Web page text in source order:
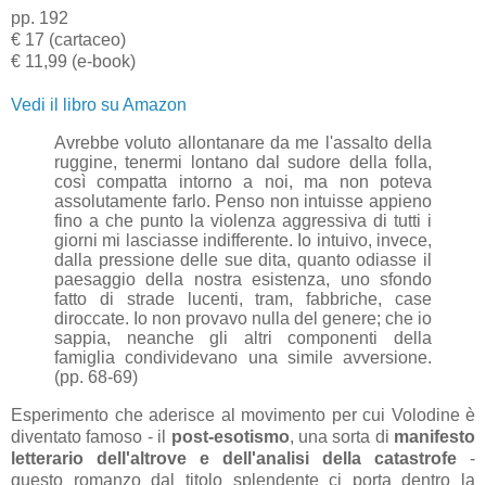
pp. 192
€ 17 (cartaceo)
€ 11,99 (e-book)
Vedi il libro su Amazon
Avrebbe voluto allontanare da me l'assalto della
ruggine, tenermi lontano dal sudore della folla,
così compatta intorno a noi, ma non poteva
assolutamente farlo. Penso non intuisse appieno
fino a che punto la violenza aggressiva di tutti i
giorni mi lasciasse indifferente. Io intuivo, invece,
dalla pressione delle sue dita, quanto odiasse il
paesaggio della nostra esistenza, uno sfondo
fatto di strade lucenti, tram, fabbriche, case
diroccate. Io non provavo nulla del genere; che io
sappia, neanche gli altri componenti della
famiglia condividevano una simile avversione.
(pp. 68-69)
Esperimento che aderisce al movimento per cui Volodine è
diventato famoso - il post-esotismo, una sorta di manifesto
letterario dell'altrove e dell'analisi della catastrofe -
questo romanzo dal titolo splendente ci porta dentro la